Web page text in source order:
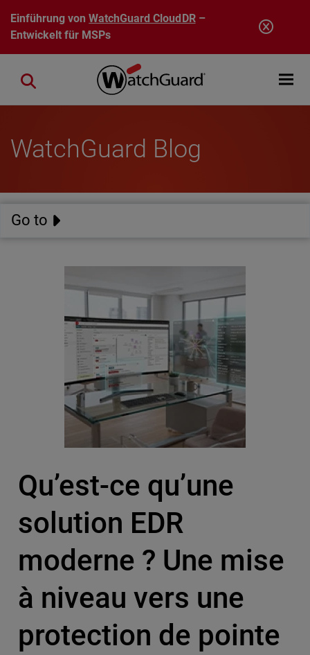
Direkt zum Inhalt
Einführung vonWatchGuard CloudDR–
Entwickelt für MSPs
Open
Close search
WatchGuard Blog
Go to
Qu’est-ce qu’une
solution EDR
moderne ? Une mise
à niveau vers une
protection de pointe